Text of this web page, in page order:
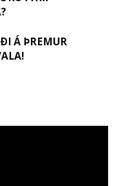
Á ÞREMUR